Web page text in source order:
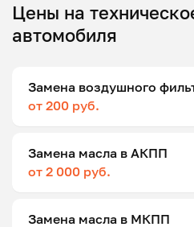
Цены на
автомобиля
Замена воздушного
от 200 руб.
Замена масла в АКПП
от 2 000 руб.
Замена масла в МКПП